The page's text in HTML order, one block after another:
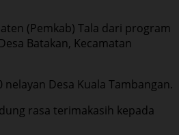
(Pemkab) Tala dari program
Batakan, Kecamatan
Desa Kuala Tambangan.
rasa terimakasih kepada